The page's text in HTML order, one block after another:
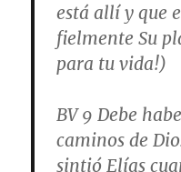
está allí y que
fielmente Su
para tu vida!)
BV 9 Debe
caminos de
sintió Elías